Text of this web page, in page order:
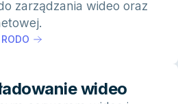
zarządzania wideo oraz
wideo